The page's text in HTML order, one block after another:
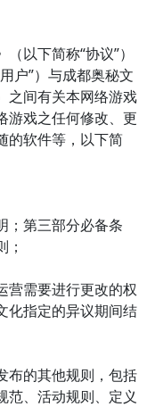
以下简称“协议”）
户”）与成都奥秘文
之间有关本网络游戏
游戏之任何修改、更
的软件等，以下简
；第三部分必备条
营需要进行更改的权
化指定的异议期间结
布的其他规则，包括
范、活动规则、定义